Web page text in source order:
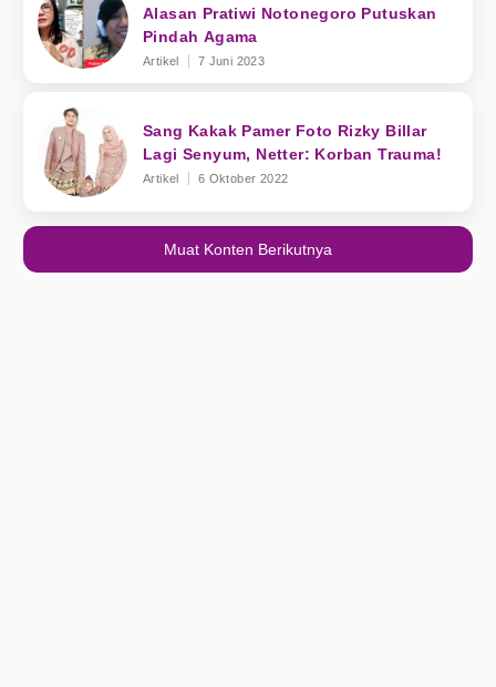
Alasan Pratiwi Notonegoro Putuskan
Pindah Agama
Artikel 7 Juni 2023
Sang Kakak Pamer Foto Rizky Billar
Lagi Senyum, Netter: Korban Trauma!
Artikel 6 Oktober 2022
Muat Konten Berikutnya